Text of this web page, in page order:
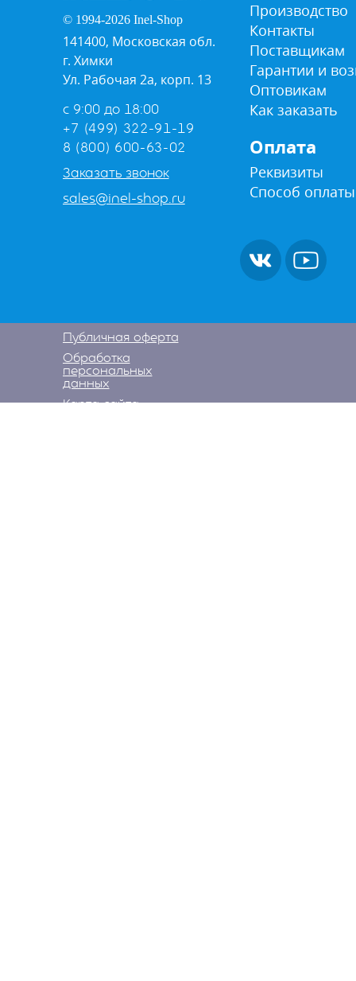
© 1994-2026 Inel-Shop
141400, Московская обл.
г. Химки
Ул. Рабочая 2а, корп. 13
с 9:00 до 18:00
+7 (499) 322-91-19
8 (800) 600-63-02
Заказать звонок
sales@inel-shop.ru
Производство
Контакты
Поставщикам
Гарантии и
Оптовикам
Как заказать
Оплата
Реквизиты
Способ оплаты
Публичная оферта
Обработка
персональных
данных
Карта сайта